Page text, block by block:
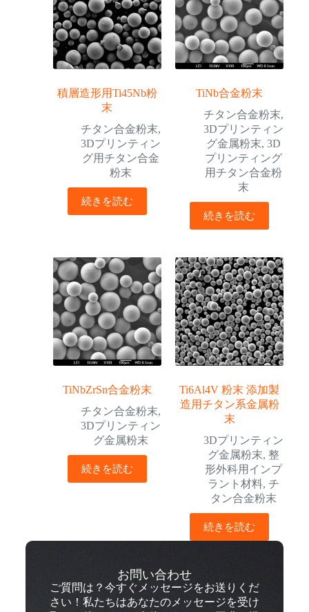
積層造形用Ti45Nb粉
末
チタン合金粉末,
3Dプリンティン
グ用チタン合金
粉末
続きを読む
TiNb合金粉末
チタン合金粉末,
3Dプリンティン
グ金属粉末, 3D
プリンティング
用チタン合金粉
末
続きを読む
TiNbZrSn合金粉末
チタン合金粉末,
3Dプリンティン
グ金属粉末
続きを読む
Ti6Al4V 粉末 添加製
造用チタン系金属粉
末
3Dプリンティン
グ金属粉末, 整
形外科用インプ
ラント材料, チ
タン合金粉末
続きを読む
お問い合わせ
ご質問は？今すぐメッセージをお送りくだ
さい！私たちはあなたのメッセージを受け